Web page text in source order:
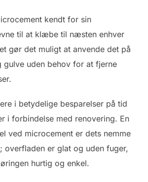
kendt for sin
til at klæbe til næsten enhver
gør det muligt at anvende det på
uden behov for at fjerne
i betydelige besparelser på tid
i forbindelse med renovering. En
ved microcement er dets nemme
overfladen er glat og uden fuger,
hurtig og enkel.